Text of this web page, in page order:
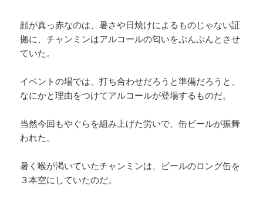
顔が真っ赤なのは、暑さや日焼けによるものじゃない証
拠に、チャンミンはアルコールの匂いをぷんぷんとさせ
ていた。
イベントの場では、打ち合わせだろうと準備だろうと、
なにかと理由をつけてアルコールが登場するものだ。
当然今回もやぐらを組み上げた労いで、缶ビールが振舞
われた。
暑く喉が渇いていたチャンミンは、ビールのロング缶を
３本空にしていたのだ。